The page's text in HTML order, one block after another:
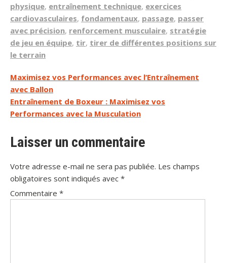
physique, entraînement technique, exercices
cardiovasculaires, fondamentaux, passage, passer
avec précision, renforcement musculaire, stratégie
de jeu en équipe, tir, tirer de différentes positions sur
le terrain
Navigation
de
l’article
Maximisez vos Performances avec l’Entraînement
avec Ballon
Entraînement de Boxeur : Maximisez vos
Performances avec la Musculation
Laisser un commentaire
Votre adresse e-mail ne sera pas publiée. Les champs
obligatoires sont indiqués avec *
Commentaire *